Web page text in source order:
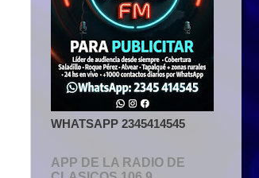
WHATSAPP 2345414545
APP DE LA RADIO DE